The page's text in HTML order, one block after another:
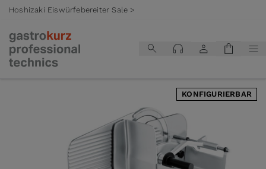
Hoshizaki Eiswürfebereiter Sale >
KONFIGURIERBAR